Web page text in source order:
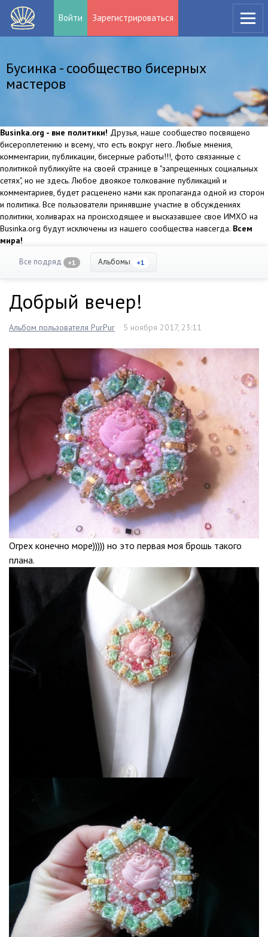
Войти Зарегистрироваться
Бусинка - сообщество бисерных
мастеров
Businka.org - вне политики! Друзья, наше сообщество посвящено
бисероплетению и всему, что есть вокруг него. Любые мнения,
комментарии, публикации, бисерные работы!!!, фото связанные с
политикой публикуйте на своей странице в "запрещенных социальных
сетях", но не здесь. Любое двоякое толкование публикаций и
комментариев, будет расценено нами как пропаганда одной из сторон
и политика. Все пользователи принявшие участие в обсуждениях
политики, холиварах на происходящее и высказавшее свое ИМХО на
Businka.org будут исключены из нашего сообщества навсегда. Всем
мира!
Все подряд +1 Альбомы +1
Добрый вечер!
Альбом пользователя PurPur 5 ноября 2017, 23:11
Огрех конечно море))))) но это первая моя брошь такого
плана.